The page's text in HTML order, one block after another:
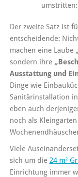
Der zweite Satz ist
entscheidende:
machen eine Laube
sondern ihre
Ausstattung und
Dinge wie
Sanitärinstallation
eben auch
noch als
Viele
sich um die 24 m²
Einrichtung immer